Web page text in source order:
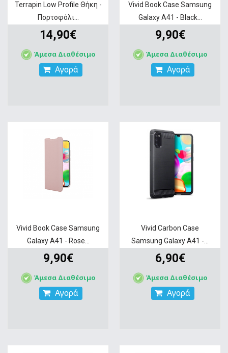
Terrapin Low Profile Θήκη -
Πορτοφόλι...
14,90€
Άμεσα Διαθέσιμο
Αγορά
Vivid Book Case Samsung
Galaxy A41 - Black...
9,90€
Άμεσα Διαθέσιμο
Αγορά
Vivid Book Case Samsung
Galaxy A41 - Rose...
9,90€
Άμεσα Διαθέσιμο
Αγορά
Vivid Carbon Case
Samsung Galaxy A41 -...
6,90€
Άμεσα Διαθέσιμο
Αγορά